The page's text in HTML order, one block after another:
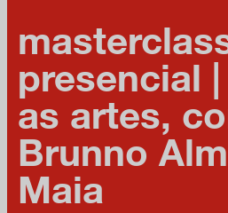
presencial
as artes,
Brunno
Maia